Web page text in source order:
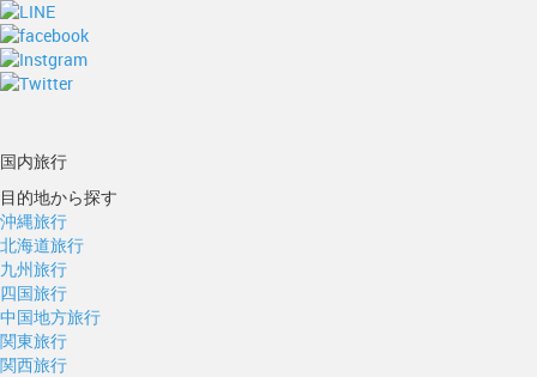
国内旅行
目的地から探す
沖縄旅行
北海道旅行
九州旅行
四国旅行
中国地方旅行
関東旅行
関西旅行